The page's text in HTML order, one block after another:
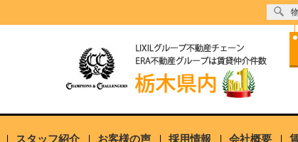
スタッフ紹介 お客様の声 採用情報 会社概要